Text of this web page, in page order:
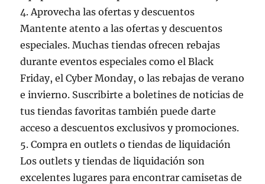
4. Aprovecha las ofertas y descuentos
Mantente atento a las ofertas y descuentos
especiales. Muchas tiendas ofrecen rebajas
durante eventos especiales como el Black
Friday, el Cyber Monday, o las rebajas de verano
e invierno. Suscribirte a boletines de noticias de
tus tiendas favoritas también puede darte
acceso a descuentos exclusivos y promociones.
5. Compra en outlets o tiendas de liquidación
Los outlets y tiendas de liquidación son
excelentes lugares para encontrar camisetas de